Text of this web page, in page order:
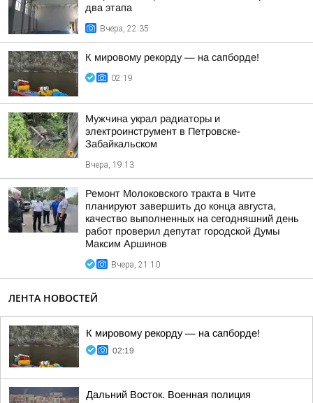
два этапа
Вчера, 22:35
К мировому рекорду — на сапборде!
02:19
Мужчина украл радиаторы и
электроинструмент в Петровске-
Забайкальском
Вчера, 19:13
Ремонт Молоковского тракта в Чите
планируют завершить до конца августа,
качество выполненных на сегодняшний день
работ проверил депутат городской Думы
Максим Аршинов
Вчера, 21:10
ЛЕНТА НОВОСТЕЙ
К мировому рекорду — на сапборде!
02:19
Дальний Восток. Военная полиция